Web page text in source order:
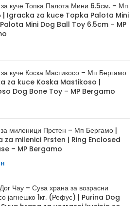
за куче Топка Палота Мини 6.5см. – Мп
| Igracka za kuce Topka Palota Mini
Mini Dog Ball Toy 6.5cm – MP
за куче Коска Мастикосо – Мп Бергамо
za kuce Koska Mastikoso |
Dog Bone Toy – MP Bergamo
за миленици Прстен – Мп Бергамо |
za milenici Prsten | Ring Enclosed
– MP Bergamo
Чау – Сува храна за возрасни
јагнешко 1кг. (Рефус) | Purina Dog